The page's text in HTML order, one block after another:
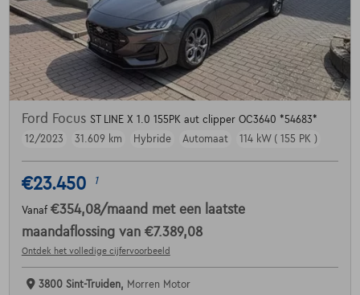
Ford Focus ST LINE X 1.0 155PK aut clipper OC3640 *54683*
12/2023
31.609 km Hybride Automaat 114 kW ( 155 PK )
€23.450 1
Vanaf €354,08/maand met een laatste
maandaflossing van €7.389,08
Ontdek het volledige cijfervoorbeeld
3800 Sint-Truiden, Morren Motor